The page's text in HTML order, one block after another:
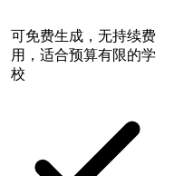
可免费生成，无持续费
用，适合预算有限的学
校